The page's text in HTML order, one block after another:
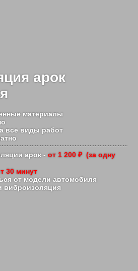
арок
материалы
все виды работ
арок - от 1 200 ₽ (за одну
30 минут
от модели автомобиля